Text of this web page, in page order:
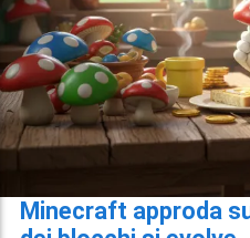
Minecraft approda